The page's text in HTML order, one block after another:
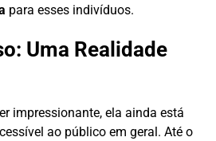
para esses indivíduos.
Uma Realidade
impressionante, ela ainda está
ao público em geral. Até o